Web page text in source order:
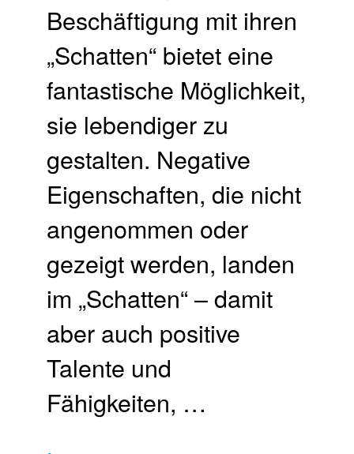
Beschäftigung mit ihren
„Schatten“ bietet eine
fantastische Möglichkeit,
sie lebendiger zu
gestalten. Negative
Eigenschaften, die nicht
angenommen oder
gezeigt werden, landen
im „Schatten“ – damit
aber auch positive
Talente und
Fähigkeiten, …